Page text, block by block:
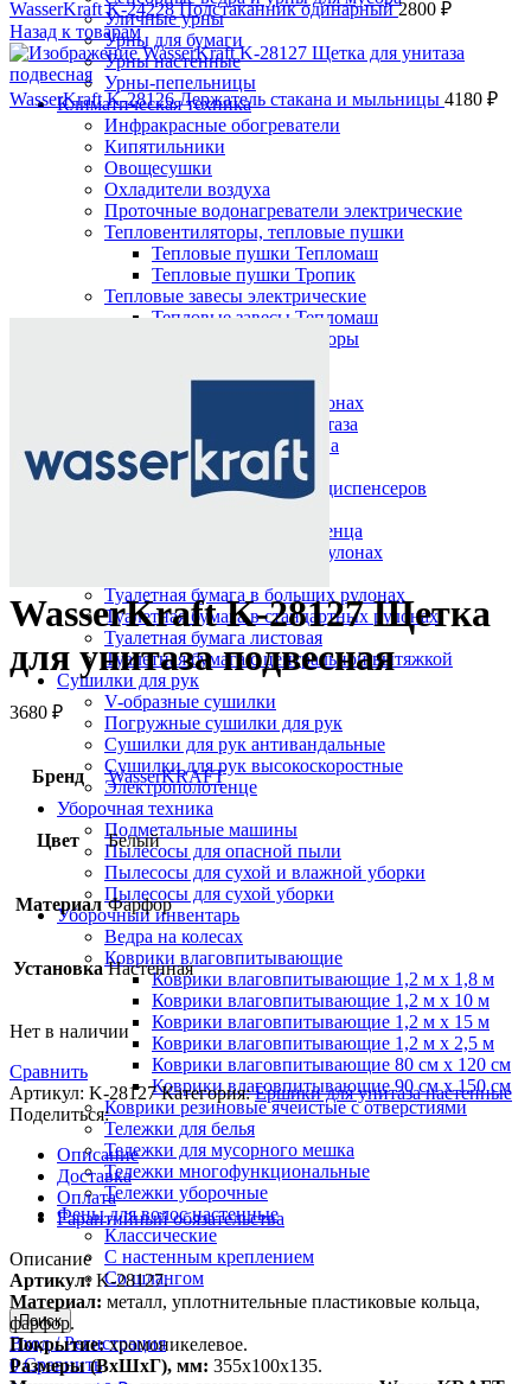
Уличные урны
Урны для бумаги
Урны настенные
Урны-пепельницы
Климатическая техника
Инфракрасные обогреватели
Кипятильники
Овощесушки
Охладители воздуха
Проточные водонагреватели электрические
Тепловентиляторы, тепловые пушки
Тепловые пушки Тепломаш
Тепловые пушки Тропик
Тепловые завесы электрические
Тепловые завесы Тепломаш
Электронные терморегуляторы
Расходные материалы
Бумажные полотенца в рулонах
Бумажные сиденья для унитаза
Дезинфицирующие средства
Жидкое мыло TORK
Картриджи и баллоны для диспенсеров
Листовые бумажные полотенца
Протирочный материал в рулонах
Туалетная бумага в больших рулонах
Туалетная бумага в стандартных рулонах
Туалетная бумага листовая
Туалетная бумага с центральной вытяжкой
Сушилки для рук
V-образные сушилки
Погружные сушилки для рук
Сушилки для рук антивандальные
Сушилки для рук высокоскоростные
Электрополотенце
Уборочная техника
Подметальные машины
Пылесосы для опасной пыли
Пылесосы для сухой и влажной уборки
Пылесосы для сухой уборки
Уборочный инвентарь
Ведра на колесах
Коврики влаговпитывающие
Коврики влаговпитывающие 1,2 м х 1,8 м
Коврики влаговпитывающие 1,2 м х 10 м
Коврики влаговпитывающие 1,2 м х 15 м
Коврики влаговпитывающие 1,2 м х 2,5 м
Коврики влаговпитывающие 80 см х 120 см
Коврики влаговпитывающие 90 см х 150 см
Коврики резиновые ячеистые с отверстиями
Тележки для белья
Тележки для мусорного мешка
Тележки многофункциональные
Тележки уборочные
Фены для волос настенные
Классические
С настенным креплением
Со шлангом
Поиск
Вход / Регистрация
0 Сравнить
WasserKraft K-24228 Подстаканник одинарный2800 ₽
Назад к товарам
WasserKraft K-28126 Держатель стакана и мыльницы 4180 ₽
Нажмите, чтобы увеличить
WasserKraft K-28127 Щетка
для унитаза подвесная
3680 ₽
Бренд WasserKRAFT
Цвет Белый
Материал Фарфор
Установка Настенная
Нет в наличии
Сравнить
Артикул: K-28127Категория: Ершики для унитаза настенные
Поделиться:
Описание
Доставка
Оплата
Гарантийный обязательства
Описание
Артикул:K-28127.
Материал: металл, уплотнительные пластиковые кольца,
фарфор.
Покрытие:хромоникелевое.
Размеры (ВхШхГ), мм: 355х100х135.